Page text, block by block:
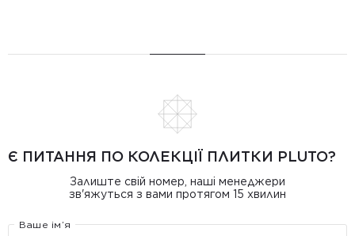
Є ПИТАННЯ ПО КОЛЕКЦІЇ ПЛИТКИ PLUTO?
Залиште свій номер, наші менеджери
зв'яжуться з вами протягом 15 хвилин
Ваше ім’я